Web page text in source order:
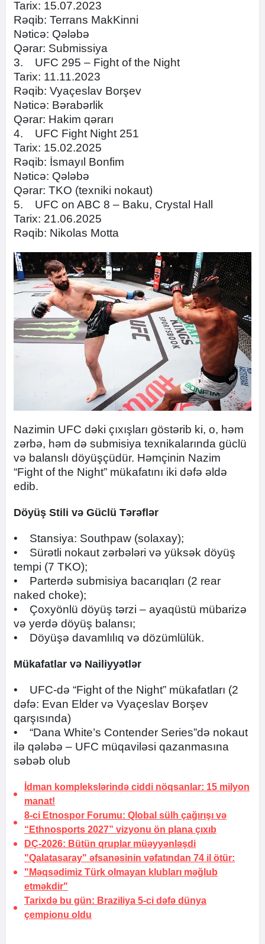
Tarix: 15.07.2023
Rəqib: Terrans MakKinni
Nəticə: Qələbə
Qərar: Submissiya
3. UFC 295 – Fight of the Night
Tarix: 11.11.2023
Rəqib: Vyaçeslav Borşev
Nəticə: Bərabərlik
Qərar: Hakim qərarı
4. UFC Fight Night 251
Tarix: 15.02.2025
Rəqib: İsmayıl Bonfim
Nəticə: Qələbə
Qərar: TKO (texniki nokaut)
5. UFC on ABC 8 – Baku, Crystal Hall
Tarix: 21.06.2025
Rəqib: Nikolas Motta
Nazimin UFC dəki çıxışları göstərib ki, o, həm
zərbə, həm də submisiya texnikalarında güclü
və balanslı döyüşçüdür. Həmçinin Nazim
“Fight of the Night” mükafatını iki dəfə əldə
edib.
Döyüş Stili və Güclü Tərəflər
• Stansiya: Southpaw (solaxay);
• Sürətli nokaut zərbələri və yüksək döyüş
tempi (7 TKO);
• Parterdə submisiya bacarıqları (2 rear
naked choke);
• Çoxyönlü döyüş tərzi – ayaqüstü mübarizə
və yerdə döyüş balansı;
• Döyüşə davamlılıq və dözümlülük.
Mükafatlar və Nailiyyətlər
• UFC-də “Fight of the Night” mükafatları (2
dəfə: Evan Elder və Vyaçeslav Borşev
qarşısında)
• “Dana White’s Contender Series”də nokaut
ilə qələbə – UFC müqaviləsi qazanmasına
səbəb olub
İdman komplekslərində ciddi nöqsanlar: 15 milyon
manat!
8-ci Etnospor Forumu: Qlobal sülh çağırışı və
“Ethnosports 2027” vizyonu ön plana çıxıb
DÇ-2026: Bütün qruplar müəyyənləşdi
"Qalatasaray" əfsanəsinin vəfatından 74 il ötür:
"Məqsədimiz Türk olmayan klubları məğlub
etməkdir"
Tarixdə bu gün: Braziliya 5-ci dəfə dünya
çempionu oldu